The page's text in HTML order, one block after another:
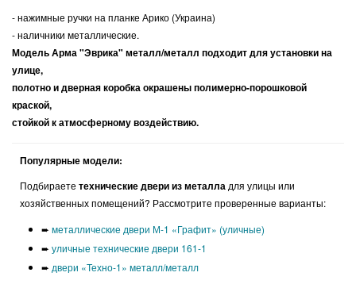
- нажимные ручки на планке Арико (Украина)
- наличники металлические.
Модель Арма "Эврика" металл/металл подходит для установки на
улице,
полотно и дверная коробка окрашены полимерно-порошковой
краской,
стойкой к атмосферному воздействию.
Популярные модели:
Подбираете технические двери из металла для улицы или
хозяйственных помещений? Рассмотрите проверенные варианты:
➨ металлические двери М-1 «Графит» (уличные)
➨ уличные технические двери 161-1
➨ двери «Техно-1» металл/металл